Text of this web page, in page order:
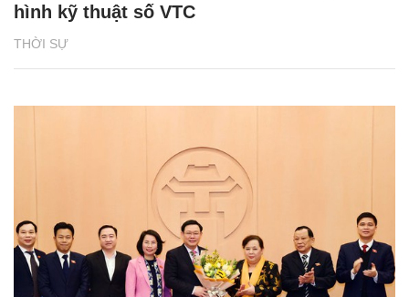
THỜI SỰ
hình kỹ thuật số VTC